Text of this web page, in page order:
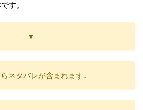
す。
▼
ネタバレが含まれます↓